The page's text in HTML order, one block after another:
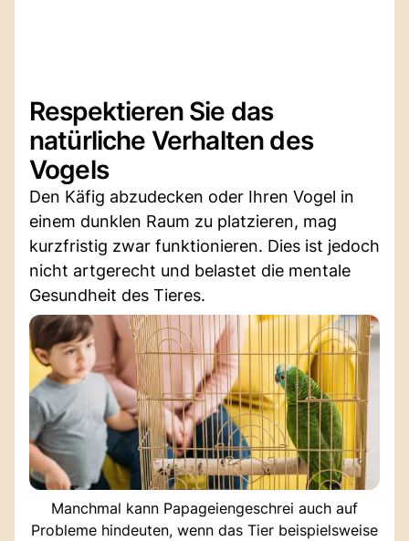
Respektieren Sie das
natürliche Verhalten des
Vogels
Den Käfig abzudecken oder Ihren Vogel in
einem dunklen Raum zu platzieren, mag
kurzfristig zwar funktionieren. Dies ist jedoch
nicht artgerecht und belastet die mentale
Gesundheit des Tieres.
Manchmal kann Papageiengeschrei auch auf
Probleme hindeuten, wenn das Tier beispielsweise